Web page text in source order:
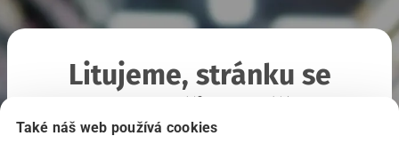
Také náš web používá cookies
Litujeme, stránku se